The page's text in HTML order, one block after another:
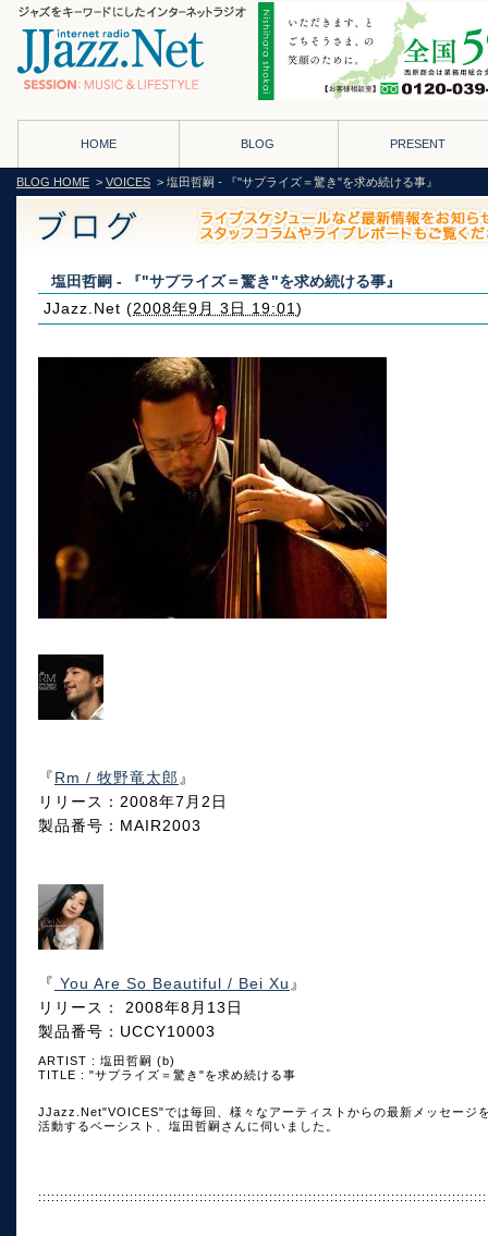
HOME BLOG PRESENT
BLOG HOME > VOICES > 塩田哲嗣 - 『"サプライズ＝驚き"を求め続ける事』
塩田哲嗣 - 『"サプライズ＝驚き"を求め続ける事』
JJazz.Net (2008年9月 3日 19:01 )
『Rm / 牧野竜太郎 』
リリース：2008年7月2日
製品番号：MAIR2003
『 You Are So Beautiful / Bei Xu 』
リリース： 2008年8月13日
製品番号：UCCY10003
ARTIST : 塩田哲嗣 (b)
TITLE : "サプライズ＝驚き"を求め続ける事
JJazz.Net"VOICES"では毎回、様々なアーティストからの最新メッセージ
活動するベーシスト、塩田哲嗣さんに伺いました。